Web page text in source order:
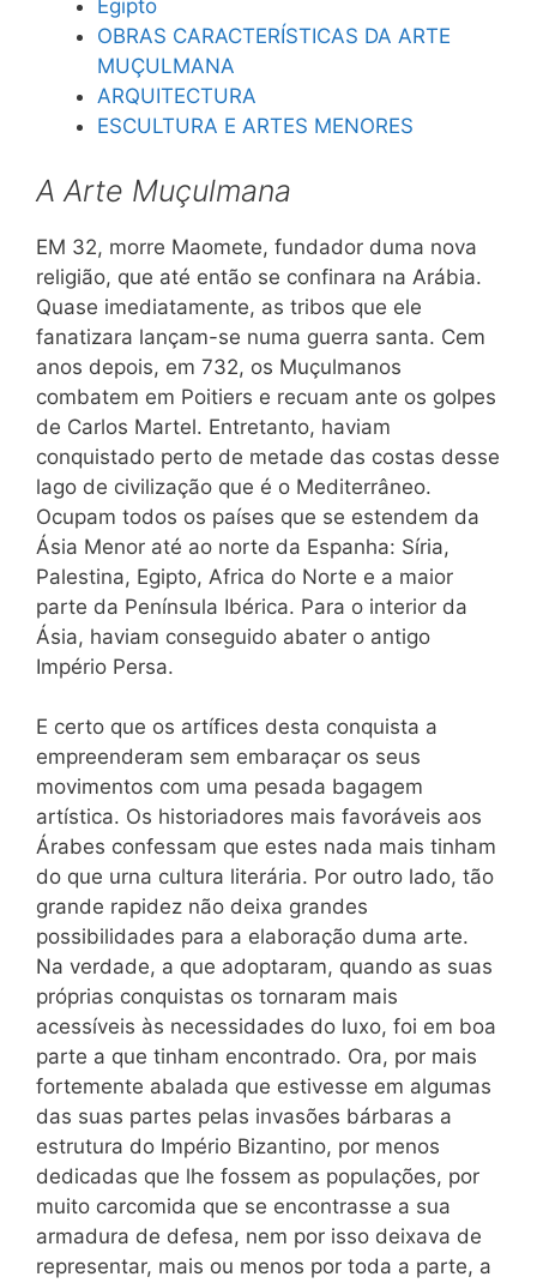
Egipto
OBRAS CARACTERÍSTICAS DA ARTE
MUÇULMANA
ARQUITECTURA
ESCULTURA E ARTES MENORES
A Arte Muçulmana
EM 32, morre Maomete, fundador duma nova
religião, que até então se confinara na Arábia.
Quase imediatamente, as tribos que ele
fanatizara lançam-se numa guerra santa. Cem
anos depois, em 732, os Muçulmanos
combatem em Poitiers e recuam ante os golpes
de Carlos Martel. Entretanto, haviam
conquistado perto de metade das costas desse
lago de civilização que é o Mediterrâneo.
Ocupam todos os países que se estendem da
Ásia Menor até ao norte da Espanha: Síria,
Palestina, Egipto, Africa do Norte e a maior
parte da Península Ibérica. Para o interior da
Ásia, haviam conseguido abater o antigo
Império Persa.
E certo que os artífices desta conquista a
empreenderam sem embaraçar os seus
movimentos com uma pesada bagagem
artística. Os historiadores mais favoráveis aos
Árabes confessam que estes nada mais tinham
do que urna cultura literária. Por outro lado, tão
grande rapidez não deixa grandes
possibilidades para a elaboração duma arte.
Na verdade, a que adoptaram, quando as suas
próprias conquistas os tornaram mais
acessíveis às necessidades do luxo, foi em boa
parte a que tinham encontrado. Ora, por mais
fortemente abalada que estivesse em algumas
das suas partes pelas invasões bárbaras a
estrutura do Império Bizantino, por menos
dedicadas que lhe fossem as populações, por
muito carcomida que se encontrasse a sua
armadura de defesa, nem por isso deixava de
representar, mais ou menos por toda a parte, a